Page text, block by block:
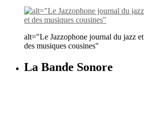
alt="Le Jazzophone journal du jazz et
des musiques cousines"
La Bande Sonore